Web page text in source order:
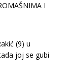
I
(9) u
joj se gubi